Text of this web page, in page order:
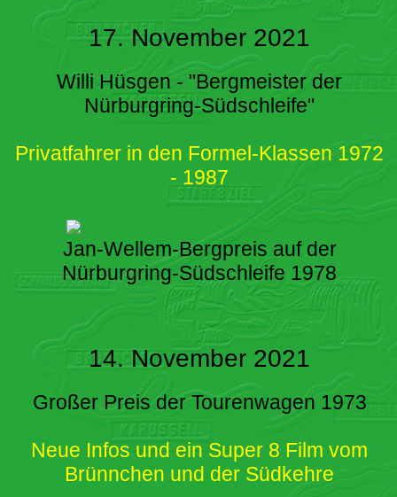
17. November 2021
Willi Hüsgen - "Bergmeister der
Nürburgring-Südschleife"
Privatfahrer in den Formel-Klassen 1972
- 1987
Jan-Wellem-Bergpreis auf der
Nürburgring-Südschleife 1978
14. November 2021
Großer Preis der Tourenwagen 1973
Neue Infos und ein Super 8 Film vom
Brünnchen und der Südkehre